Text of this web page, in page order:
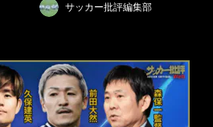
サッカー批評編集部